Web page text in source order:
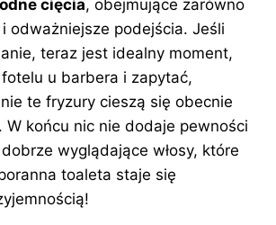
cięcia, obejmujące zarówno
odważniejsze podejścia. Jeśli
teraz jest idealny moment,
u barbera i zapytać,
te fryzury cieszą się obecnie
W końcu nic nie dodaje pewności
wyglądające włosy, które
toaleta staje się